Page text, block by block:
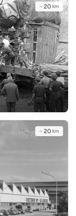
~ 20km
~ 20km